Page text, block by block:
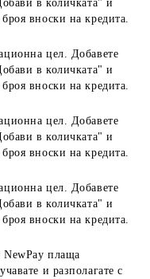
в количката" и
вноски на кредита.
цел. Добавете
в количката" и
вноски на кредита.
цел. Добавете
в количката" и
вноски на кредита.
цел. Добавете
в количката" и
вноски на кредита.
NewPay плаща
и разполагате с